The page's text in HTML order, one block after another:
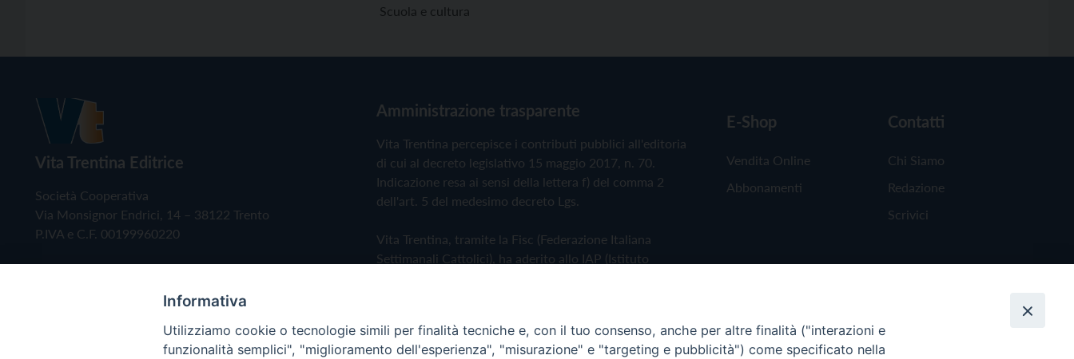
Scuola e cultura
Vita Trentina Editrice
Società Cooperativa
Via Monsignor Endrici, 14 – 38122 Trento
P.IVA e C.F. 00199960220
Amministrazione trasparente
Vita Trentina percepisce i contributi pubblici all'editoria
di cui al decreto legislativo 15 maggio 2017, n. 70.
Indicazione resa ai sensi della lettera f) del comma 2
dell'art. 5 del medesimo decreto Lgs.
Vita Trentina, tramite la Fisc (Federazione Italiana
Settimanali Cattolici), ha aderito allo IAP (Istituto
Privacy Policy Cookie Policy
E-Shop
Vendita Online
Abbonamenti
Contatti
Chi Siamo
Redazione
Scrivici
Informativa
Utilizziamo cookie o tecnologie simili per finalità tecniche e, con il tuo consenso, anche per altre finalità ("interazioni e
funzionalità semplici", "miglioramento dell'esperienza", "misurazione" e "targeting e pubblicità") come specificato nella